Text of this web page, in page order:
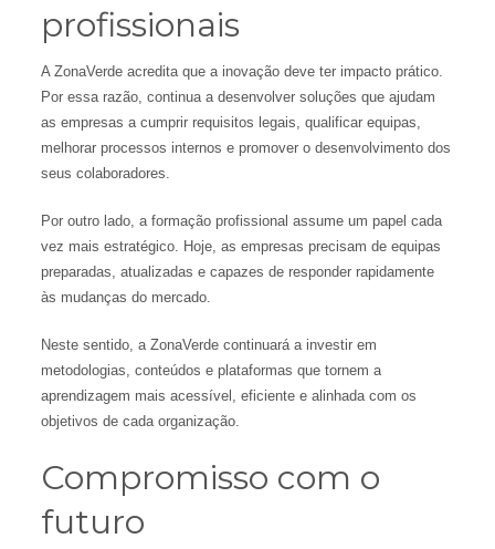
profissionais
A ZonaVerde acredita que a inovação deve ter impacto prático.
Por essa razão, continua a desenvolver soluções que ajudam
as empresas a cumprir requisitos legais, qualificar equipas,
melhorar processos internos e promover o desenvolvimento dos
seus colaboradores.
Por outro lado, a formação profissional assume um papel cada
vez mais estratégico. Hoje, as empresas precisam de equipas
preparadas, atualizadas e capazes de responder rapidamente
às mudanças do mercado.
Neste sentido, a ZonaVerde continuará a investir em
metodologias, conteúdos e plataformas que tornem a
aprendizagem mais acessível, eficiente e alinhada com os
objetivos de cada organização.
Compromisso com o
futuro